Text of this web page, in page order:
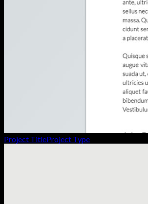
Project TitleProject Type